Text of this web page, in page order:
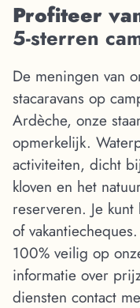
Profiteer
5-sterren
De meningen van
stacaravans op
Ardèche, onze
opmerkelijk.
activiteiten, dicht
kloven en het
reserveren. Je
of
100% veilig op
informatie over
diensten contact